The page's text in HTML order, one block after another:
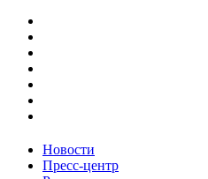
Новости
Пресс-центр